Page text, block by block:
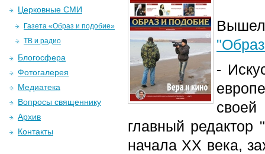
Вышел
-
своей
главный
начала XX века,
Церковные СМИ
Газета «Образ и подобие»
ТВ и радио
Блогосфера
Фотогалерея
Медиатека
Вопросы священнику
Архив
Контакты